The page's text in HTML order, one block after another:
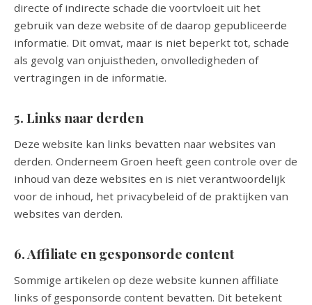
directe of indirecte schade die voortvloeit uit het
gebruik van deze website of de daarop gepubliceerde
informatie. Dit omvat, maar is niet beperkt tot, schade
als gevolg van onjuistheden, onvolledigheden of
vertragingen in de informatie.
5. Links naar derden
Deze website kan links bevatten naar websites van
derden. Onderneem Groen heeft geen controle over de
inhoud van deze websites en is niet verantwoordelijk
voor de inhoud, het privacybeleid of de praktijken van
websites van derden.
6. Affiliate en gesponsorde content
Sommige artikelen op deze website kunnen affiliate
links of gesponsorde content bevatten. Dit betekent